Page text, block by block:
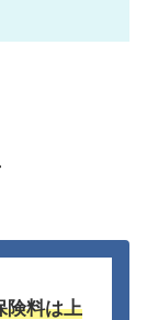
険料は上